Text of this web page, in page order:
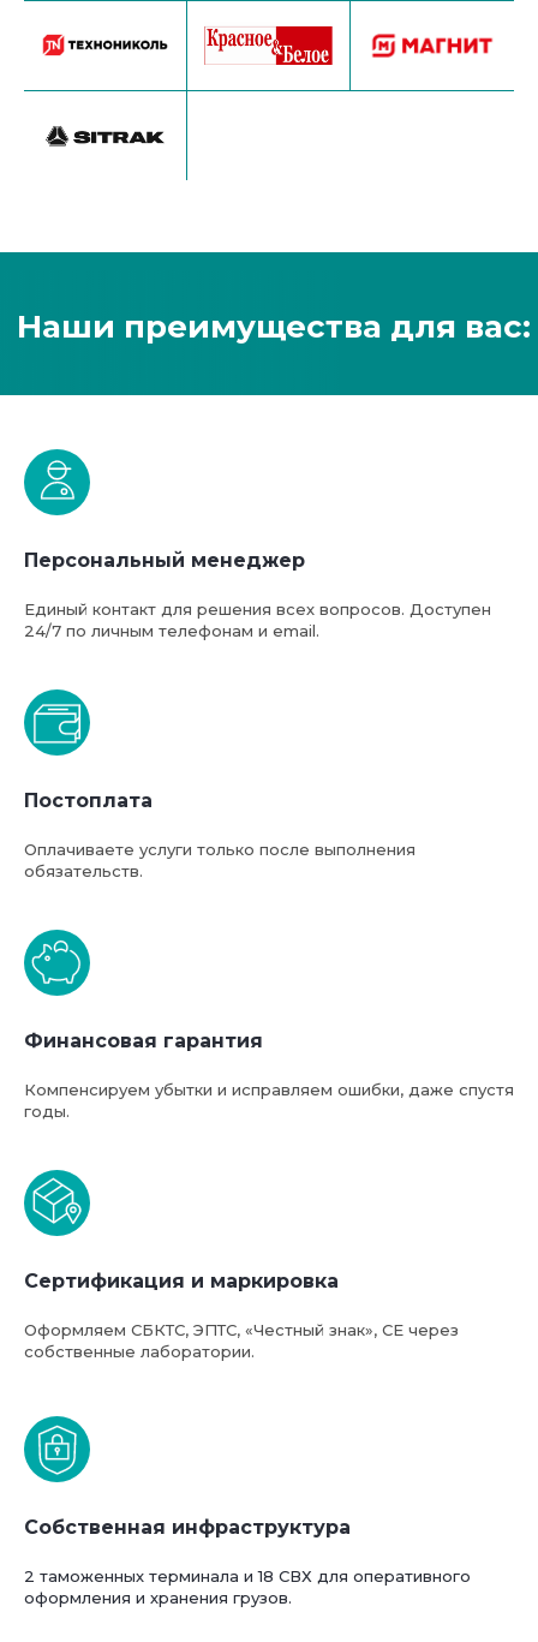
Персональный менеджер
Единый контакт для решения всех вопросов. Доступен
24/7 по личным телефонам и email.
Постоплата
Оплачиваете услуги только после выполнения
обязательств.
Финансовая гарантия
Компенсируем убытки и исправляем ошибки, даже спустя
годы.
Сертификация и маркировка
Оформляем СБКТС, ЭПТС, «Честный знак», СЕ через
собственные лаборатории.
Собственная инфраструктура
2 таможенных терминала и 18 СВХ для оперативного
оформления и хранения грузов.
Базовая стоимость услуг
компании ФТС-Сервис